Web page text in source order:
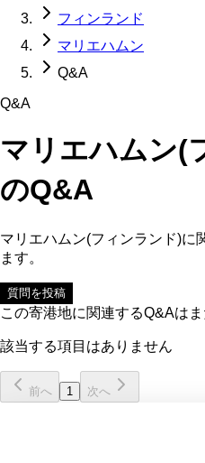
フィンランド
マリエハムン
Q&A
Q&A
マリエハムン(
のQ&A
マリエハムン(フィンランド)に
ます。
質問を投稿
この寄港地に関連するQ&Aはま
該当する項目はありません
前へ 1 次へ